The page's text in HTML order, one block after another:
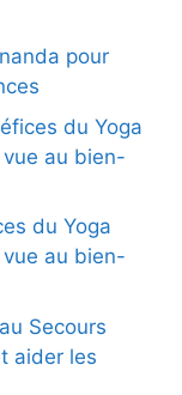
pour
du Yoga
vue au bien-
du Yoga
vue au bien-
Secours
aider les